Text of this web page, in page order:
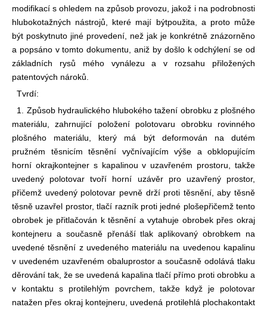
modifikací s ohledem na způsob provozu, jakož i na podrobnosti
hlubokotažných nástrojů, které mají býtpoužita, a proto může
být poskytnuto jiné provedení, než jak je konkrétně znázorněno
a popsáno v tomto dokumentu, aniž by došlo k odchýlení se od
základních rysů mého vynálezu a v rozsahu přiložených
patentových nároků.
Tvrdí:
1. Způsob hydraulického hlubokého tažení obrobku z plošného
materiálu, zahrnující položení polotovaru obrobku rovinného
plošného materiálu, který má být deformován na dutém
pružném těsnicím těsnění vyčnívajícím výše a obklopujícím
horní okrajkontejner s kapalinou v uzavřeném prostoru, takže
uvedený polotovar tvoří horní uzávěr pro uzavřený prostor,
přičemž uvedený polotovar pevně drží proti těsnění, aby těsně
těsně uzavřel prostor, tlačí razník proti jedné plošepřičemž tento
obrobek je přitlačován k těsnění a vytahuje obrobek přes okraj
kontejneru a současně přenáší tlak aplikovaný obrobkem na
uvedené těsnění z uvedeného materiálu na uvedenou kapalinu
v uvedeném uzavřeném obaluprostor a současně odolává tlaku
děrování tak, že se uvedená kapalina tlačí přímo proti obrobku a
v kontaktu s protilehlým povrchem, takže když je polotovar
natažen přes okraj kontejneru, uvedená protilehlá plochakontakt